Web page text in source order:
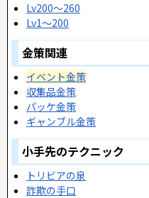
Lv200～260
Lv1～200
金策関連
イベント金策
収集品金策
パッケ金策
ギャンブル金策
小手先のテクニック
トリビアの泉
詐欺の手口